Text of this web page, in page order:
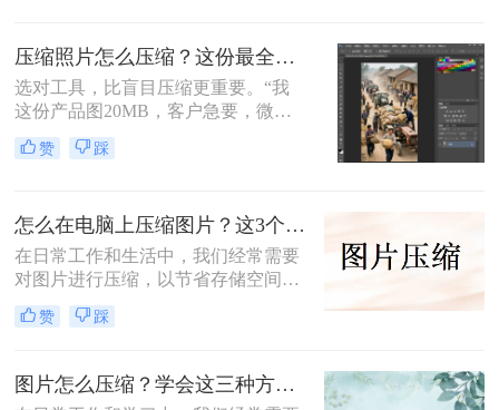
压缩照片怎么压缩？这份最全压缩指南，小白也能轻松降80%！
选对工具，比盲目压缩更重要。“我
这份产品图20MB，客户急要，微信
死活发不出去！”一位做电商的朋友
半夜给我发来消息。这场景，想必很
赞 踩
怎么在电脑上压缩图片？这3个压缩方法分享！
在日常工作和生活中，我们经常需要
对图片进行压缩，以节省存储空间或
加快图片上传速度。那么怎么在电脑
上压缩图片呢？本文将介绍三种在电
赞 踩
图片怎么压缩？学会这三种方法轻松完成压缩！